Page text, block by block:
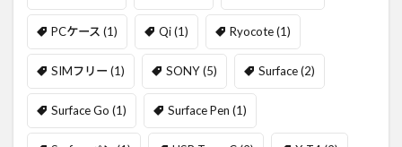
PCケース (1) Qi(1) Ryocote(1)
SIMフリー (1) SONY(5) Surface(2)
Surface Go (1) Surface Pen (1)